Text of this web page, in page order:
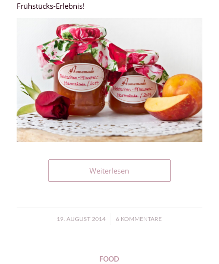
Frühstücks-Erlebnis!
Weiterlesen
19. AUGUST 2014
/ 6 KOMMENTARE
FOOD